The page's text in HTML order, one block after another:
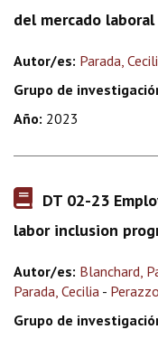
del mercado
Autor/es: Parada,
Grupo de
Año: 2023
DT 02-23
labor inclusion
Autor/es: Blanchard,
Parada, Cecilia -
Grupo de